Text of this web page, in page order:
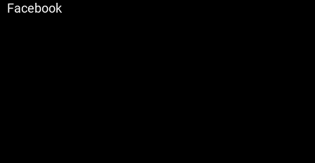
Facebook